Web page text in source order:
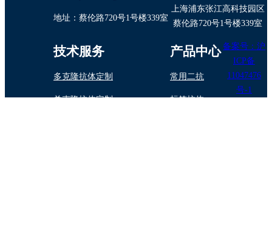
地址：蔡伦路720号1号楼339室
技术服务
多克隆抗体定制
单克隆抗体定制
产品中心
常用二抗
标签抗体
上海浦东张江高科技园区
蔡伦路720号1号楼339室
备案号：沪
ICP备
11047476
号-1